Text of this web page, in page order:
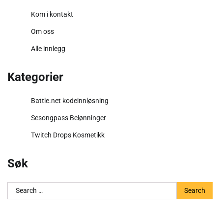
Kom i kontakt
Om oss
Alle innlegg
Kategorier
Battle.net kodeinnløsning
Sesongpass Belønninger
Twitch Drops Kosmetikk
Søk
Search
for: